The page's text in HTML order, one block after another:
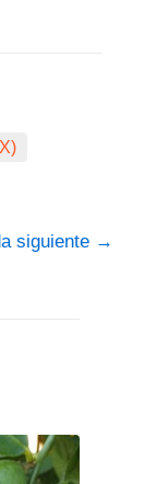
siguiente →